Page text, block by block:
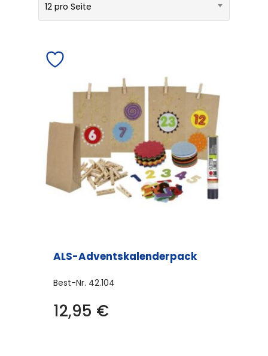
12 pro Seite
ALS-Adventskalenderpack
Best-Nr. 42.104
12,95 €